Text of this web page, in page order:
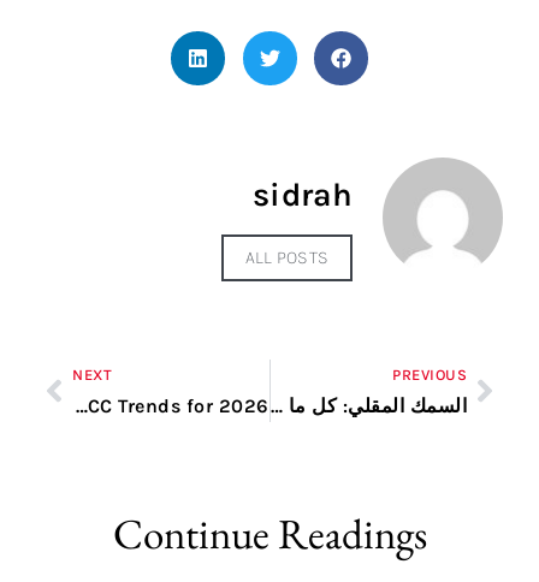
sidrah
ALL POSTS
PREVIOUS
السمك المقلي: كل ما تحتاج لمعرفته
NEXT
The Future of Define Hosting: GCC Trends for 2026
Continue Readings